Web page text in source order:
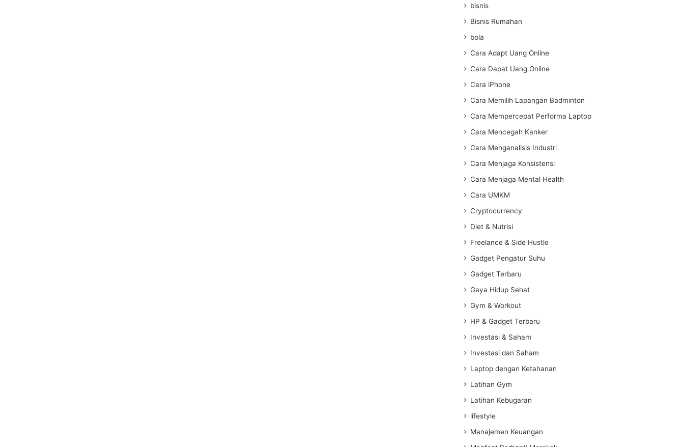
bisnis
Bisnis Rumahan
bola
Cara Adapt Uang Online
Cara Dapat Uang Online
Cara iPhone
Cara Memilih Lapangan Badminton
Cara Mempercepat Performa Laptop
Cara Mencegah Kanker
Cara Menganalisis Industri
Cara Menjaga Konsistensi
Cara Menjaga Mental Health
Cara UMKM
Cryptocurrency
Diet & Nutrisi
Freelance & Side Hustle
Gadget Pengatur Suhu
Gadget Terbaru
Gaya Hidup Sehat
Gym & Workout
HP & Gadget Terbaru
Investasi & Saham
Investasi dan Saham
Laptop dengan Ketahanan
Latihan Gym
Latihan Kebugaran
lifestyle
Manajemen Keuangan